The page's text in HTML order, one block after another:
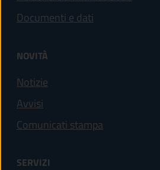
Documenti e dati
NOVITÀ
Notizie
Avvisi
Comunicati stampa
SERVIZI